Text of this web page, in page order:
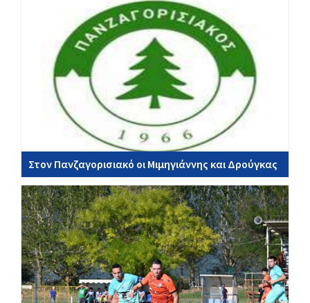
Στον Πανζαγορισιακό οι Μιμηγιάννης και Δρούγκας